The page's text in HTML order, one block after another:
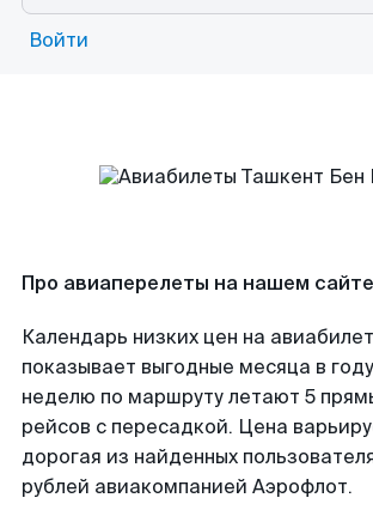
Войти
Про авиаперелеты на нашем сайте
Календарь низких цен на
показывает выгодные месяца в
неделю по маршруту летают 5
рейсов с пересадкой. Цена
дорогая из найденных
рублей авиакомпанией Аэрофлот.